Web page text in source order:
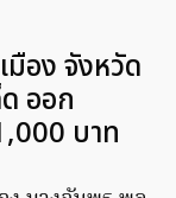
อง จังหวัด
ออก
บาท